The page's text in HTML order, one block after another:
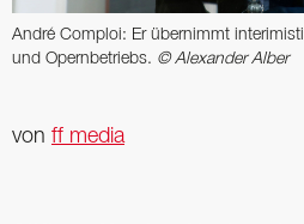
André Comploi: Er übernimmt
und Opernbetriebs. © Alexander Alber
von ff media